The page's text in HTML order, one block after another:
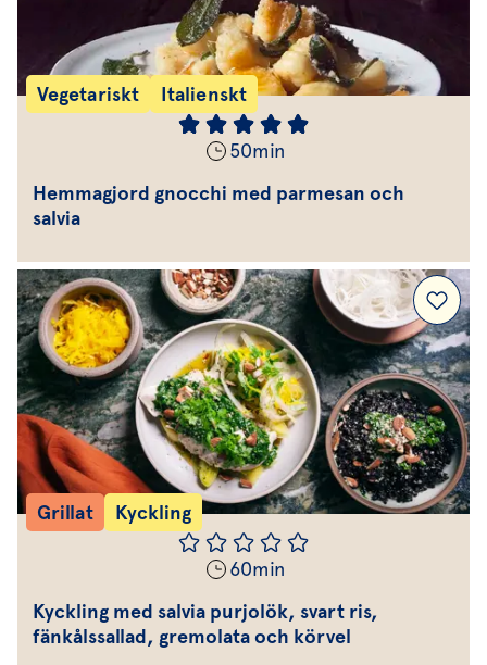
Vegetariskt Italienskt
50min
Hemmagjord gnocchi med parmesan och
salvia
Grillat Kyckling
60min
Kyckling med salvia purjolök, svart ris,
fänkålssallad, gremolata och körvel